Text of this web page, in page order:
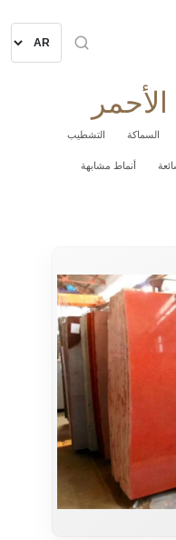
السماكة التشطيب
أنماط مشابهة